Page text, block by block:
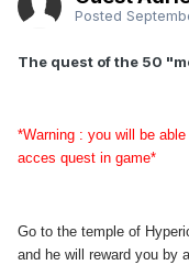
Posted
The quest of the 50
*Warning : you will be
acces quest in game*
Go to the temple of
and he will reward you by